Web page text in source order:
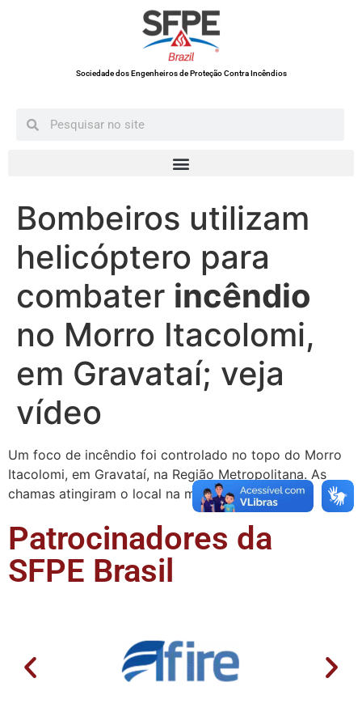
Sociedade dos Engenheiros de Proteção Contra Incêndios
Bombeiros utilizam
helicóptero para
combater incêndio
no Morro Itacolomi,
em Gravataí; veja
vídeo
Um foco de incêndio foi controlado no topo do Morro
Itacolomi, em Gravataí, na Região Metropolitana. As
chamas atingiram o local na manhã desta …
Patrocinadores da
SFPE Brasil